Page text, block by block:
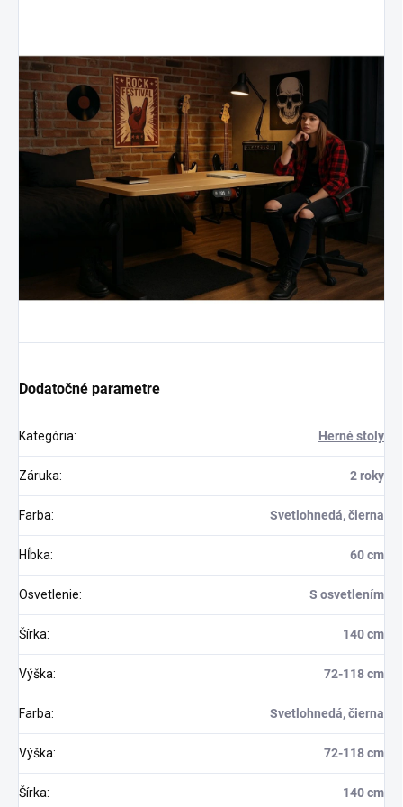
Dodatočné parametre
Kategória: Herné stoly
Záruka: 2 roky
Farba: Svetlohnedá, čierna
Hĺbka: 60 cm
Osvetlenie: S osvetlením
Šírka: 140 cm
Výška: 72-118 cm
Farba: Svetlohnedá, čierna
Výška: 72-118 cm
Šírka: 140 cm